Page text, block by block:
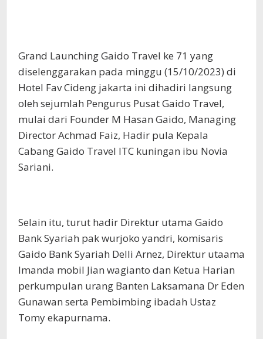
Grand Launching Gaido Travel ke 71 yang
diselenggarakan pada minggu (15/10/2023) di
Hotel Fav Cideng jakarta ini dihadiri langsung
oleh sejumlah Pengurus Pusat Gaido Travel,
mulai dari Founder M Hasan Gaido, Managing
Director Achmad Faiz, Hadir pula Kepala
Cabang Gaido Travel ITC kuningan ibu Novia
Sariani.
Selain itu, turut hadir Direktur utama Gaido
Bank Syariah pak wurjoko yandri, komisaris
Gaido Bank Syariah Delli Arnez, Direktur utaama
Imanda mobil Jian wagianto dan Ketua Harian
perkumpulan urang Banten Laksamana Dr Eden
Gunawan serta Pembimbing ibadah Ustaz
Tomy ekapurnama.